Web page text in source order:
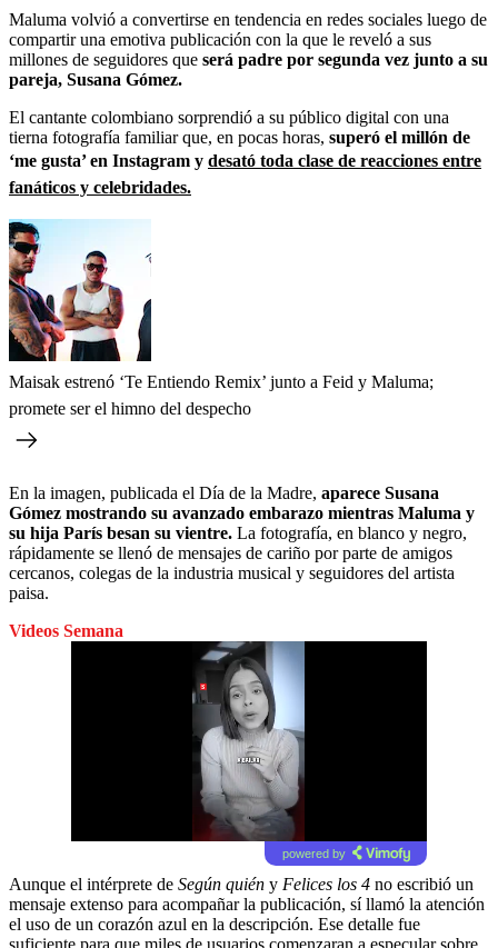
Maluma volvió a convertirse en tendencia en redes sociales luego de
compartir una emotiva publicación con la que le reveló a sus
millones de seguidores que será padre por segunda vez junto a su
pareja, Susana Gómez.
El cantante colombiano sorprendió a su público digital con una
tierna fotografía familiar que, en pocas horas, superó el millón de
‘me gusta’ en Instagram y desató toda clase de reacciones entre
fanáticos y celebridades.
Maisak estrenó ‘Te Entiendo Remix’ junto a Feid y Maluma;
promete ser el himno del despecho
En la imagen, publicada el Día de la Madre, aparece Susana
Gómez mostrando su avanzado embarazo mientras Maluma y
su hija París besan su vientre. La fotografía, en blanco y negro,
rápidamente se llenó de mensajes de cariño por parte de amigos
cercanos, colegas de la industria musical y seguidores del artista
paisa.
Videos Semana
powered by
Aunque el intérprete de Según quién y Felices los 4 no escribió un
mensaje extenso para acompañar la publicación, sí llamó la atención
el uso de un corazón azul en la descripción. Ese detalle fue